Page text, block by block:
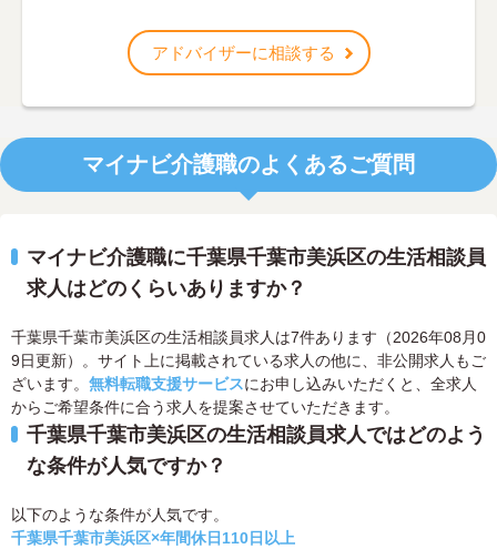
アドバイザーに相談する
マイナビ介護職のよくあるご質問
マイナビ介護職に千葉県千葉市美浜区の生活相談員
求人はどのくらいありますか？
千葉県千葉市美浜区の生活相談員求人は7件あります（2026年08月0
9日更新）。サイト上に掲載されている求人の他に、非公開求人もご
ざいます。 無料転職支援サービスにお申し込みいただくと、全求人
からご希望条件に合う求人を提案させていただきます。
千葉県千葉市美浜区の生活相談員求人ではどのよう
な条件が人気ですか？
以下のような条件が人気です。
千葉県千葉市美浜区×年間休日110日以上